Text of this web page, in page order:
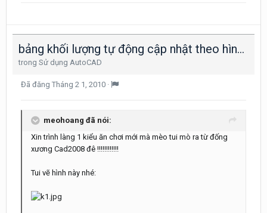
bảng khối lượng tự động cập nhật theo hình vẽ
trong Sử dụng AutoCAD
Đã đăng Tháng 2 1, 2010 ·
meohoang đã nói:
Xin trình làng 1 kiểu ăn chơi mới mà mèo tui mò ra từ đống
xương Cad2008 đê !!!!!!!!!!!!
Tui vẽ hình này nhé: